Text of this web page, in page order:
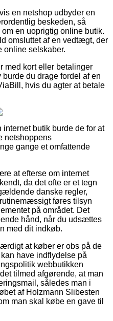
en netshop udbyder en
beskeden, så
en uoprigtig online butik.
omsluttet af en vedtægt, der
online selskaber.
med kort eller betalinger
du drage fordel af en
hvis du agter at betale
butik burde de for at
netshoppens
gange et omfattende
at efterse om internet
da det ofte er et tegn
danske regler,
føres tilsyn
på området. Det
hånd, når du udsættes
med dit indkøb.
at køber er obs på de
have indflydelse på
webbutikken
tilmed afgørende, at man
således man i
af Holzmann Slibesten
man skal købe en gave til